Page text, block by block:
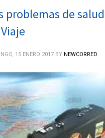
problemas de
15 ENERO 2017 BY NEWCORRED